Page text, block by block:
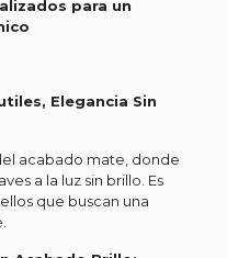
para un
Elegancia Sin
acabado mate, donde
a la luz sin brillo. Es
que buscan una